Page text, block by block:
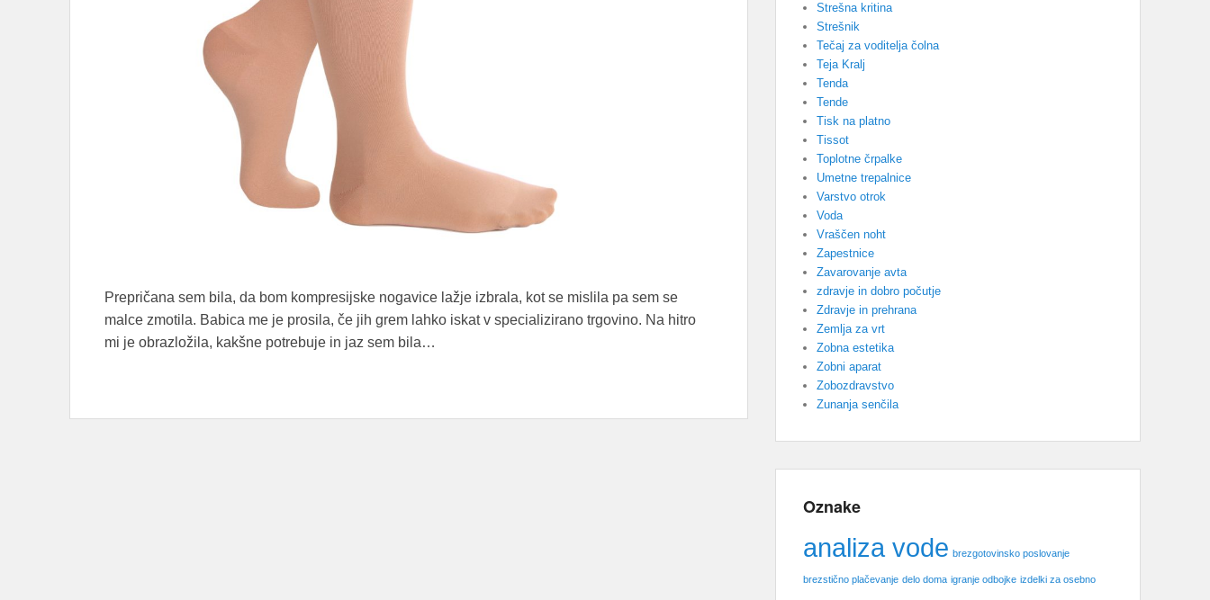
Prepričana sem bila, da bom kompresijske nogavice lažje izbrala, kot se mislila pa sem se
malce zmotila. Babica me je prosila, če jih grem lahko iskat v specializirano trgovino. Na hitro
mi je obrazložila, kakšne potrebuje in jaz sem bila…
Strešna kritina
Strešnik
Tečaj za voditelja čolna
Teja Kralj
Tenda
Tende
Tisk na platno
Tissot
Toplotne črpalke
Umetne trepalnice
Varstvo otrok
Voda
Vraščen noht
Zapestnice
Zavarovanje avta
zdravje in dobro počutje
Zdravje in prehrana
Zemlja za vrt
Zobna estetika
Zobni aparat
Zobozdravstvo
Zunanja senčila
Oznake
analiza vode brezgotovinsko poslovanje
brezstično plačevanje delo doma igranje odbojke izdelki za osebno